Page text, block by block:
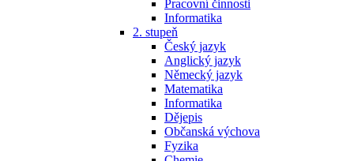
Pracovní činnosti
Informatika
2. stupeň
Český jazyk
Anglický jazyk
Německý jazyk
Matematika
Informatika
Dějepis
Občanská výchova
Fyzika